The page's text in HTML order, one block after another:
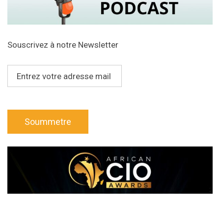
Souscrivez à notre Newsletter